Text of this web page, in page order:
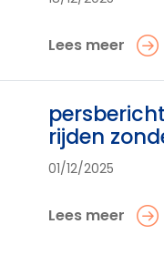
Lees meer
rijden
01/12/2025
Lees meer